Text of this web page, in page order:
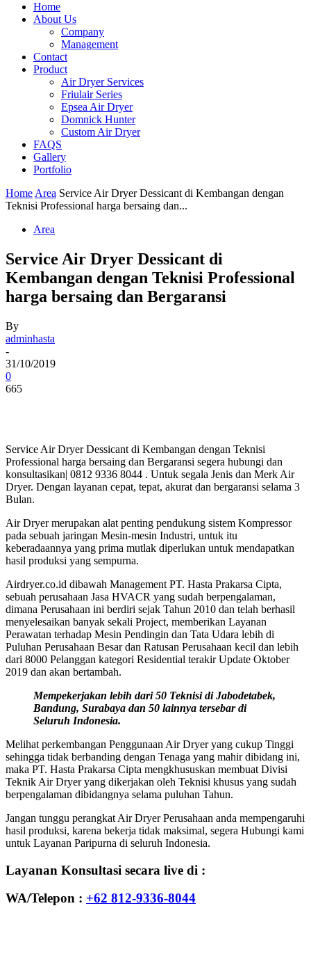
Home
About Us
Company
Management
Contact
Product
Air Dryer Services
Friulair Series
Epsea Air Dryer
Domnick Hunter
Custom Air Dryer
FAQS
Gallery
Portfolio
Home Area Service Air Dryer Dessicant di Kembangan dengan
Teknisi Professional harga bersaing dan...
Area
Service Air Dryer Dessicant di
Kembangan dengan Teknisi Professional
harga bersaing dan Bergaransi
By
adminhasta
-
31/10/2019
0
665
Service Air Dryer Dessicant di Kembangan dengan Teknisi
Professional harga bersaing dan Bergaransi segera hubungi dan
konsultasikan| 0812 9336 8044 . Untuk segala Jenis dan Merk Air
Dryer. Dengan layanan cepat, tepat, akurat dan bergaransi selama 3
Bulan.
Air Dryer merupakan alat penting pendukung sistem Kompressor
pada sebuah jaringan Mesin-mesin Industri, untuk itu
keberadaannya yang prima mutlak diperlukan untuk mendapatkan
hasil produksi yang sempurna.
Airdryer.co.id dibawah Management PT. Hasta Prakarsa Cipta,
sebuah perusahaan Jasa HVACR yang sudah berpengalaman,
dimana Perusahaan ini berdiri sejak Tahun 2010 dan telah berhasil
menyelesaikan banyak sekali Project, memberikan Layanan
Perawatan terhadap Mesin Pendingin dan Tata Udara lebih di
Puluhan Perusahaan Besar dan Ratusan Perusahaan kecil dan lebih
dari 8000 Pelanggan kategori Residential terakir Update Oktober
2019 dan akan bertambah.
Mempekerjakan lebih dari 50 Teknisi di Jabodetabek,
Bandung, Surabaya dan 50 lainnya tersebar di
Seluruh Indonesia.
Melihat perkembangan Penggunaan Air Dryer yang cukup Tinggi
sehingga tidak berbanding dengan Tenaga yang mahir dibidang ini,
maka PT. Hasta Prakarsa Cipta mengkhususkan membuat Divisi
Teknik Air Dryer yang dikerjakan oleh Teknisi khusus yang sudah
berpengalaman dibidangnya selama puluhan Tahun.
Jangan tunggu perangkat Air Dryer Perusahaan anda mempengaruhi
hasil produksi, karena bekerja tidak maksimal, segera Hubungi kami
untuk Layanan Paripurna di seluruh Indonesia.
Layanan Konsultasi secara live di :
WA/Telepon : +62 812-9336-8044